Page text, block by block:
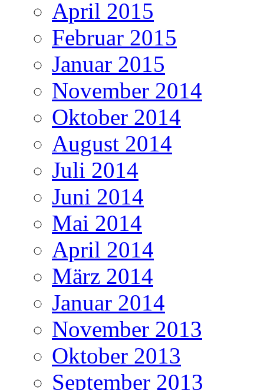
April 2015
Februar 2015
Januar 2015
November 2014
Oktober 2014
August 2014
Juli 2014
Juni 2014
Mai 2014
April 2014
März 2014
Januar 2014
November 2013
Oktober 2013
September 2013